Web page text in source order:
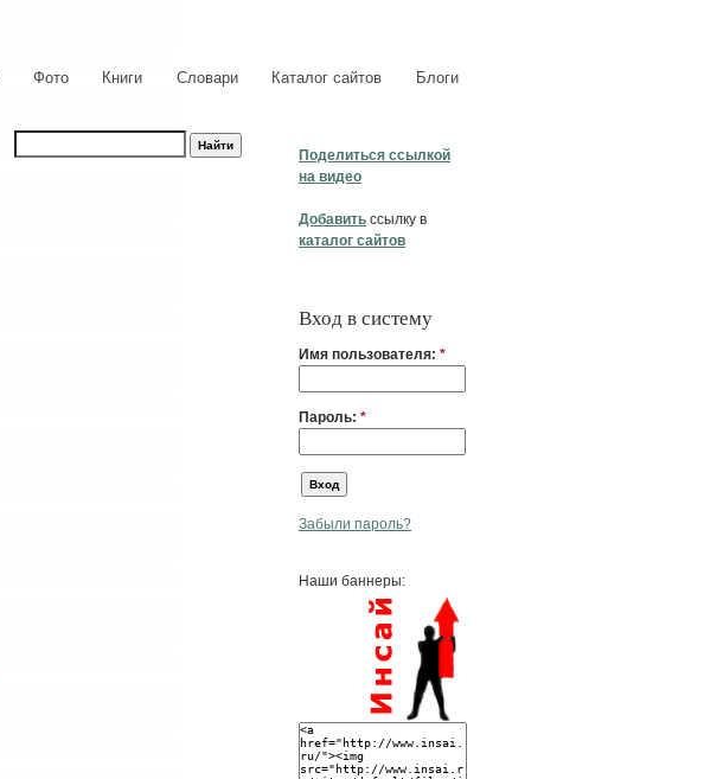
Фото Книги Словари Каталог сайтов Блоги
Поделиться ссылкой
на видео
Добавить ссылку в
каталог сайтов
Вход в систему
Имя пользователя: *
Пароль: *
Забыли пароль?
Наши баннеры: